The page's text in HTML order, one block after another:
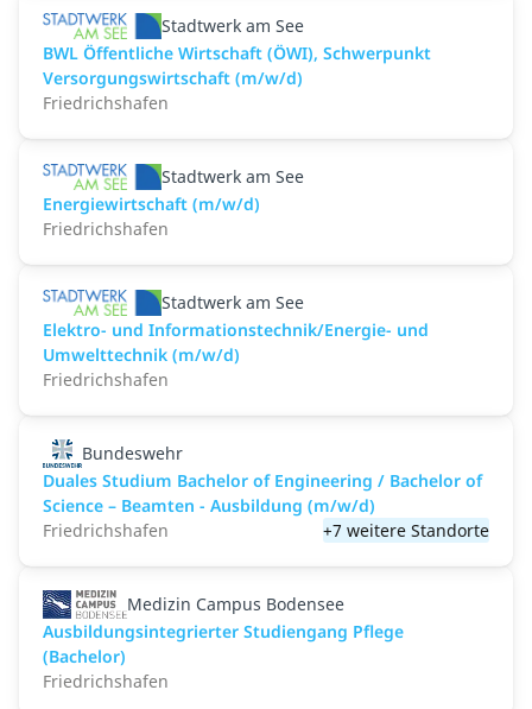
Stadtwerk am See
BWL Öffentliche Wirtschaft (ÖWI), Schwerpunkt
Versorgungswirtschaft (m/w/d)
Friedrichshafen
Stadtwerk am See
Energiewirtschaft (m/w/d)
Friedrichshafen
Stadtwerk am See
Elektro- und Informationstechnik/Energie- und
Umwelttechnik (m/w/d)
Friedrichshafen
Bundeswehr
Duales Studium Bachelor of Engineering / Bachelor of
Science – Beamten - Ausbildung (m/w/d)
Friedrichshafen
+7 weitere Standorte
Medizin Campus Bodensee
Ausbildungsintegrierter Studiengang Pflege
(Bachelor)
Friedrichshafen